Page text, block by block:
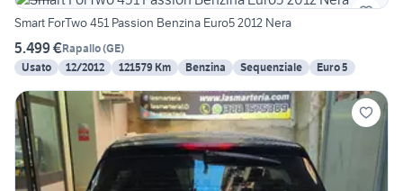
Smart ForTwo 451 Passion Benzina Euro5 2012 Nera
5.499 €Rapallo(GE)
Usato
12/2012 121579 Km Benzina Sequenziale Euro 5